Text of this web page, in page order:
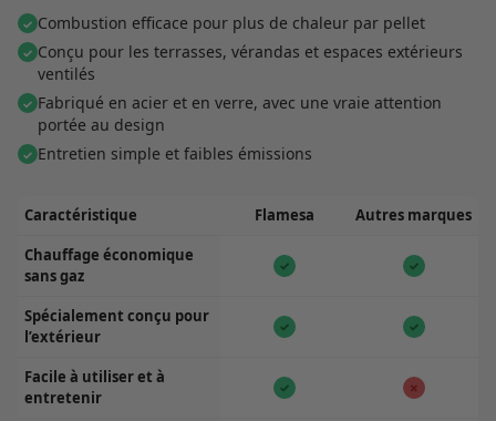
✓ Combustion efficace pour plus de chaleur par pellet
✓ Conçu pour les terrasses, vérandas et espaces extérieurs
ventilés
✓ Fabriqué en acier et en verre, avec une vraie attention
portée au design
✓ Entretien simple et faibles émissions
Caractéristique Flamesa
Autres marques
Chauffage économique
sans gaz
✓ ✓
Spécialement conçu pour
l’extérieur
✓ ✓
Facile à utiliser et à
entretenir
✓ ✗